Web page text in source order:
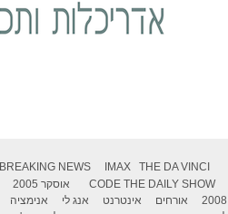
BREAKING NEWS IMAX
THE DA VINCI
CODE THE DAILY SHOW אוסקר 2005
2008
אורחים אינטרנט אנג לי אנימציה